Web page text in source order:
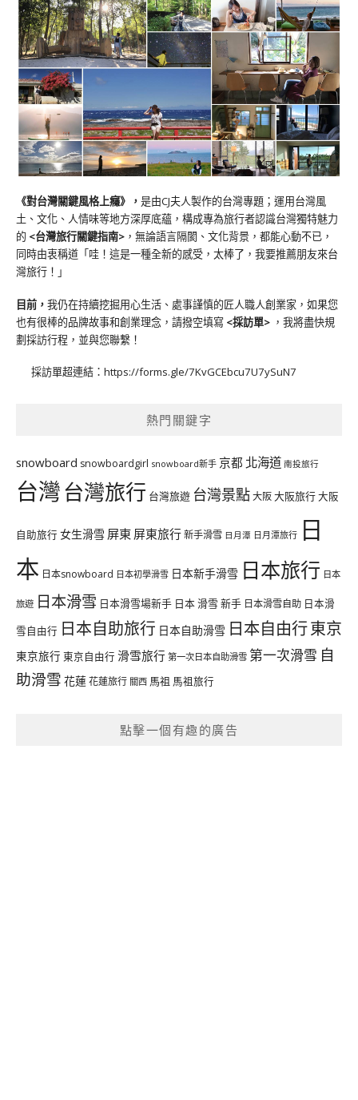
《對台灣關鍵風格上癮》 ， 是由CJ夫人製作的台灣專題；運用台灣風
土、文化、人情味等地方深厚底蘊，構成專為旅行者認識台灣獨特魅力
的 <台灣旅行關鍵指南> ，無論語言隔閡、文化背景，都能心動不已，
同時由衷稱道「哇！這是一種全新的感受，太棒了，我要推薦朋友來台
灣旅行！」
目前， 我仍在持續挖掘用心生活、處事謹慎的匠人職人創業家，如果您
也有很棒的品牌故事和創業理念，請撥空填寫 <採訪單> ，我將盡快規
劃採訪行程，並與您聯繫！
採訪單超連結： https://forms.gle/7KvGCEbcu7U7ySuN7
熱門關鍵字
snowboard snowboardgirl snowboard新手 京都 北海道 南投旅行
台灣台灣旅行 台灣旅遊 台灣景點大阪大阪旅行大阪
自助旅行 女生滑雪 屏東 屏東旅行新手滑雪 日月潭 日月潭旅行 日
本 日本snowboard 日本初學滑雪 日本新手滑雪 日本旅行 日本
旅遊 日本滑雪 日本滑雪場新手 日本 滑雪 新手 日本滑雪自助 日本滑
雪自由行 日本自助旅行 日本自助滑雪 日本自由行東京
東京旅行 東京自由行 滑雪旅行 第一次日本自助滑雪 第一次滑雪 自
助滑雪 花蓮花蓮旅行 關西 馬祖 馬祖旅行
點擊一個有趣的廣告